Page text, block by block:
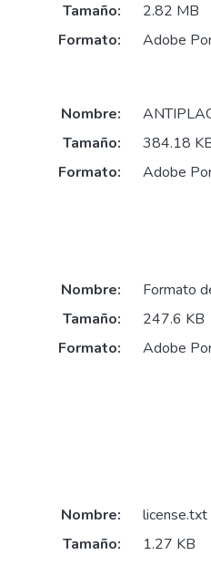
Tamaño:
2.82 MB
Formato:
Adobe
Nombre:
Tamaño:
384.18
Formato:
Adobe
Nombre:
Formato
Tamaño:
247.6 KB
Formato:
Adobe
Nombre:
license.txt
Tamaño:
1.27 KB